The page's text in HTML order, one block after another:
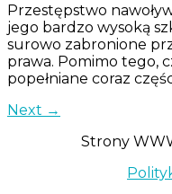
Przestępstwo
jego bardzo wysoką
surowo zabronione
prawa. Pomimo tego,
popełniane coraz
Next →
Strony